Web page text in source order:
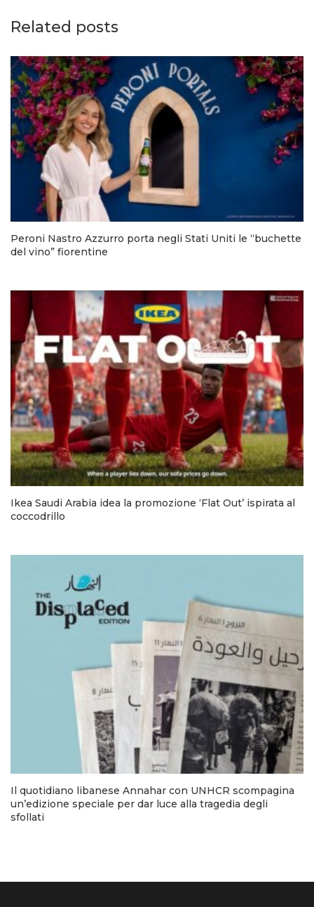
Related posts
Peroni Nastro Azzurro porta negli Stati Uniti le “buchette
del vino” fiorentine
Ikea Saudi Arabia idea la promozione ‘Flat Out’ ispirata al
coccodrillo
Il quotidiano libanese Annahar con UNHCR scompagina
un’edizione speciale per dar luce alla tragedia degli
sfollati